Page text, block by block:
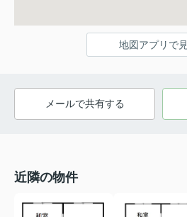
地図アプリで
メールで共有する
近隣の物件